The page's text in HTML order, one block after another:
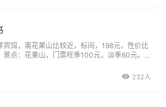
宾馆，离花果山比较近，标间，198元，性价比
点：花果山，门票旺季100元，淡季60元。
景区面积84.3平方公里，层峦叠嶂136峰，其中
232人